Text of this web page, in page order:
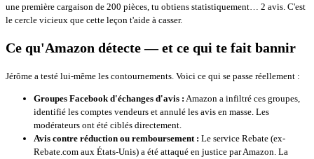
une première cargaison de 200 pièces, tu obtiens statistiquement… 2 avis. C'est
le cercle vicieux que cette leçon t'aide à casser.
Ce qu'Amazon détecte — et ce qui te fait bannir
Jérôme a testé lui-même les contournements. Voici ce qui se passe réellement :
Groupes Facebook d'échanges d'avis : Amazon a infiltré ces groupes,
identifié les comptes vendeurs et annulé les avis en masse. Les
modérateurs ont été ciblés directement.
Avis contre réduction ou remboursement : Le service Rebate (ex-
Rebate.com aux États-Unis) a été attaqué en justice par Amazon. La